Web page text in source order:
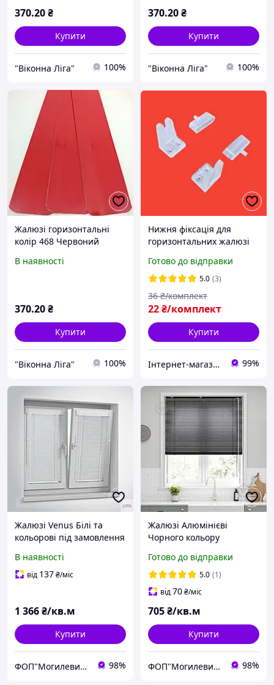
370.20₴
Купити
"Віконна Ліга" 100%
370.20₴
Купити
"Віконна Ліга" 100%
Жалюзі горизонтальні
колір 468 Червоний
В наявності
370.20₴
Купити
"Віконна Ліга" 100%
Нижня фіксація для
горизонтальних жалюзі
шурупи
Готово до відправки
5.0 (3)
22₴/комплект
36 ₴/комплект
Купити
Інтернет-магазин запчастин до вікон, дверей, жалюзі, ролетів "WENTANA" 99%
Жалюзі Venus Білі та
кольорові під замовлення
В наявності
від 137₴/міс
1 366₴/кв.м
Купити
ФОП"Могилевич І О" 98%
Жалюзі Алюмінієві
Чорного кольору
розмірами за1день
Готово до відправки
5.0 (1)
від70₴/міс
705₴/кв.м
Купити
ФОП"Могилевич І О" 98%